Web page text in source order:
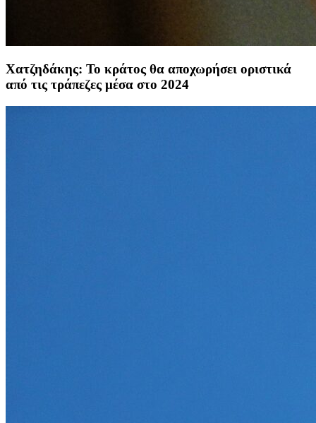
Χατζηδάκης: Το κράτος θα αποχωρήσει οριστικά
από τις τράπεζες μέσα στο 2024